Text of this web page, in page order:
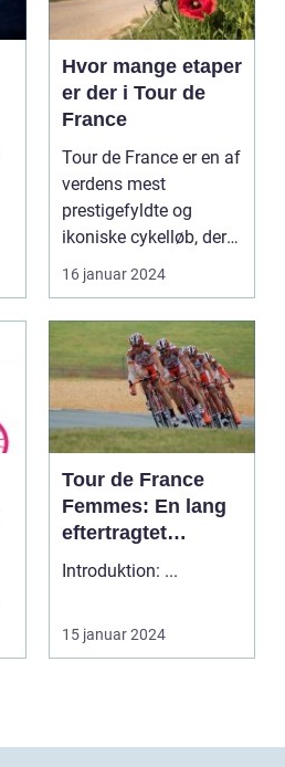
Hvor mange etaper
er der i Tour de
France
Tour de France er en af
verdens mest
prestigefyldte og
ikoniske cykelløb, der
afholdes hvert år i ju...
16 januar 2024
Tour de France
Femmes: En lang
eftertragtet
kvindelig udgave
Introduktion: ...
15 januar 2024